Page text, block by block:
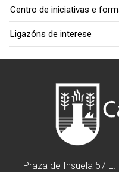
Centro de iniciativas e
Ligazóns de interese
Praza de Insuela 57